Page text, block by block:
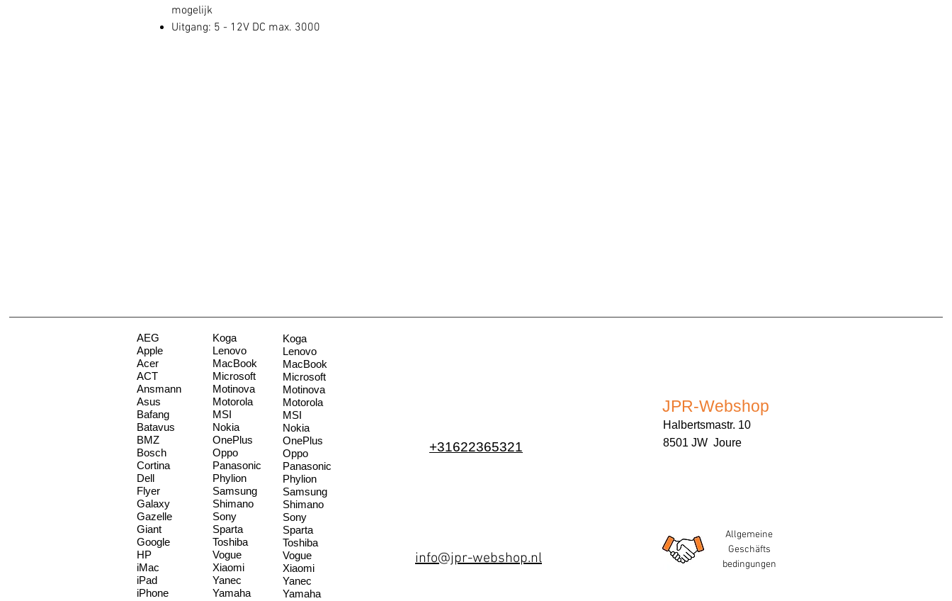
mogelijk
Uitgang: 5 - 12V DC max. 3000
AEG
Apple
Acer
ACT
Ansmann
Asus
Bafang
Batavus
BMZ
Bosch
Cortina
Dell
Flyer
Galaxy
Gazelle
Giant
Google
HP
iMac
iPad
iPhone
Koga
Lenovo
MacBook
Microsoft
Motinova
Motorola
MSI
Nokia
OnePlus
Oppo
Panasonic
Phylion
Samsung
Shimano
Sony
Sparta
Toshiba
Vogue
Xiaomi
Yanec
Yamaha
Koga
Lenovo
MacBook
Microsoft
Motinova
Motorola
MSI
Nokia
OnePlus
Oppo
Panasonic
Phylion
Samsung
Shimano
Sony
Sparta
Toshiba
Vogue
Xiaomi
Yanec
Yamaha
+31622365321
info@jpr-webshop.nl
JPR-Webshop
Halbertsmastr. 10
8501 JW Joure
Allgemeine
Geschäfts
bedingungen